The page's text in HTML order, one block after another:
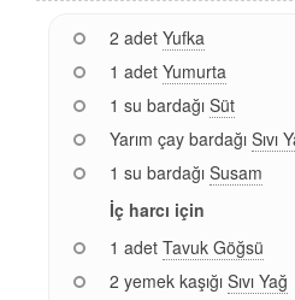
2 adet Yufka
1 adet Yumurta
1 su bardağı Süt
Yarım çay bardağı Sıvı
1 su bardağı Susam
İç harcı için
1 adet Tavuk Göğsü
2 yemek kaşığı Sıvı Yağ